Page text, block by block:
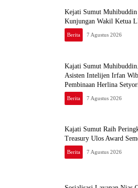
Kejati Sumut
Kunjungan Wakil Ketua
Berita 7 Agustus 2026
Kajati Sumut
Asisten Intelijen Irfan
Pembinaan Herlina
Berita 7 Agustus 2026
Kajati Sumut Raih
Treasury Ulos Award
Berita 7 Agustus 2026